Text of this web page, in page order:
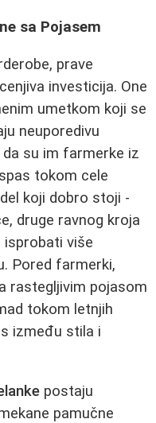
sa Pojasem
prave
investicija. One
umetkom koji se
neuporedivu
su im farmerke iz
tokom cele
koji dobro stoji -
druge ravnog kroja
isprobati više
Pored farmerki,
rastegljivim pojasom
tokom letnjih
između stila i
postaju
pamučne